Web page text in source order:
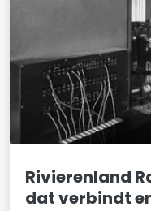
Rivierenland
dat verbindt